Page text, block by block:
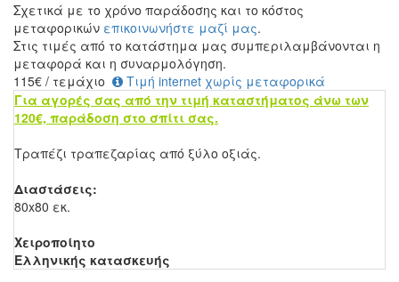
Σχετικά με το χρόνο παράδοσης και το κόστος
μεταφορικών επικοινωνήστε μαζί μας.
Στις τιμές από το κατάστημα μας συμπεριλαμβάνονται η
μεταφορά και η συναρμολόγηση.
115€ / τεμάχιο
Τιμή internet χωρίς μεταφορικά
Για αγορές σας από την τιμή καταστήματος άνω των
120€, παράδοση στο σπίτι σας.
Τραπέζι τραπεζαρίας από ξύλο οξιάς.
Διαστάσεις:
80x80 εκ.
Χειροποίητο
Ελληνικής κατασκευής